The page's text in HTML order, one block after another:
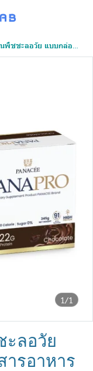
กล่อง อุดมไปด้วยสารอาหารสูงถึง 91 ชนิด
1/1
ะลอวัย
ารอาหาร